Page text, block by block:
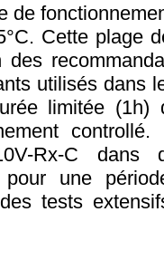
de
Cette plage
des
utilisés dans
limitée (1h)
Rx-C dans
pour une
tests